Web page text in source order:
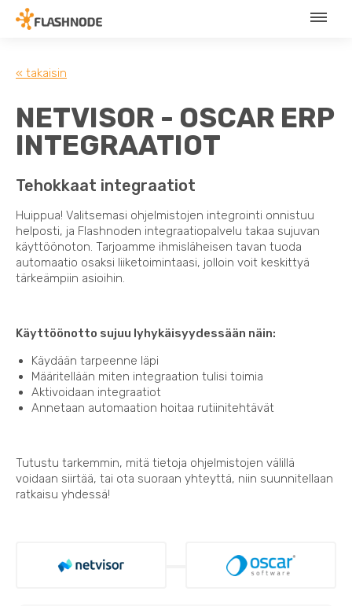
« takaisin
NETVISOR - OSCAR ERP
INTEGRAATIOT
Tehokkaat integraatiot
Huippua! Valitsemasi ohjelmistojen integrointi onnistuu
helposti, ja Flashnoden integraatiopalvelu takaa sujuvan
käyttöönoton. Tarjoamme ihmisläheisen tavan tuoda
automaatio osaksi liiketoimintaasi, jolloin voit keskittyä
tärkeämpiin asioihin.
Käyttöönotto sujuu lyhykäisyydessään näin:
Käydään tarpeenne läpi
Määritellään miten integraation tulisi toimia
Aktivoidaan integraatiot
Annetaan automaation hoitaa rutiinitehtävät
Tutustu tarkemmin, mitä tietoja ohjelmistojen välillä
voidaan siirtää, tai ota suoraan yhteyttä, niin suunnitellaan
ratkaisu yhdessä!